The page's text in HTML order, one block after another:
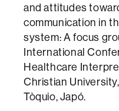
and attitudes
communication in
system: A focus
International
Healthcare
Christian
Tòquio, Japó.